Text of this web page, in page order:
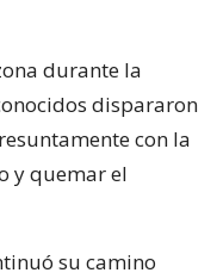
durante la
dispararon
con la
y quemar el
su camino